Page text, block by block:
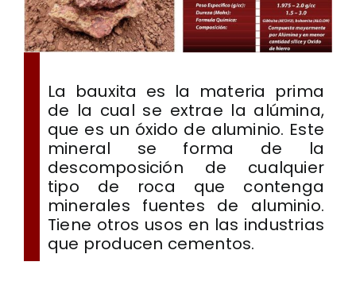
La bauxita es la materia prima
de la cual se extrae la alúmina,
que es un óxido de aluminio. Este
mineral se forma de la
descomposición de cualquier
tipo de roca que contenga
minerales fuentes de aluminio.
Tiene otros usos en las industrias
que producen cementos.